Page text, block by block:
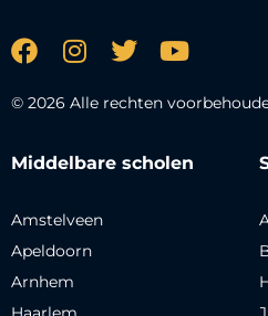
© 2026 Alle rechten
Middelbare scholen
Amstelveen
Apeldoorn
Arnhem